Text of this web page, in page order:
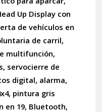
Up Display con
de vehículos en
de carril,
multifunción,
servocierre de
digital, alarma,
pintura gris
en 19, Bluetooth,